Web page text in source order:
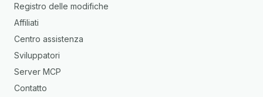
Registro delle modifiche
Affiliati
Centro assistenza
Sviluppatori
Server MCP
Contatto